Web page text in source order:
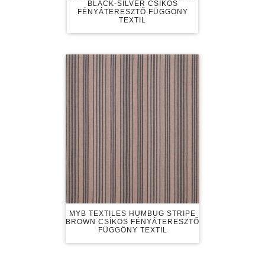
BLACK-SILVER CSÍKOS
FÉNYÁTERESZTŐ FÜGGÖNY
TEXTIL
MYB TEXTILES HUMBUG STRIPE
BROWN CSÍKOS FÉNYÁTERESZTŐ
FÜGGÖNY TEXTIL